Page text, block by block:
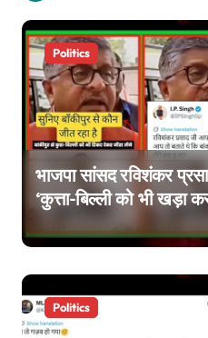
Politics
भाजपा सांसद रविशंकर
‘कुत्ता-बिल्ली को भी खड़ा
जाएंगे’, वायरल वीडियो
Politics